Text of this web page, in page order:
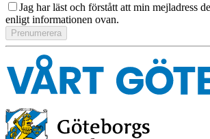
Jag har läst och förstått att min mejladress
enligt informationen ovan.